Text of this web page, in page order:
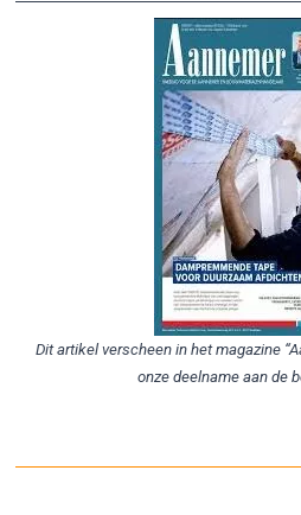
Dit artikel verscheen in het magazine
onze deelname aan de